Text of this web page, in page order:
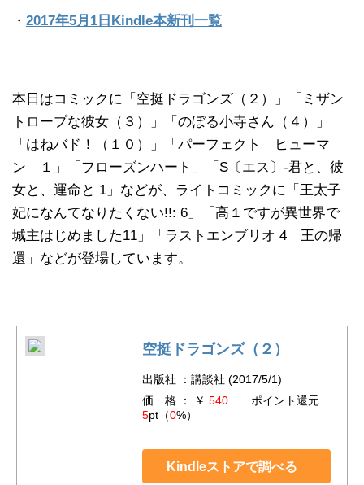
・ 2017年5月1日Kindle本新刊一覧
本日はコミックに「空挺ドラゴンズ（２）」「ミザン
トロープな彼女（３）」「のぼる小寺さん（４）」
「はねバド！（１０）」「パーフェクト ヒューマ
ン １」「フローズンハート」「S〔エス〕-君と、彼
女と、運命と 1」などが、ライトコミックに「王太子
妃になんてなりたくない!!: 6」「高１ですが異世界で
城主はじめました11」「ラストエンブリオ 4 王の帰
還」などが登場しています。
空挺ドラゴンズ（２）
出版社 ：講談社 (2017/5/1)
価 格 ： ￥ 540ポイント還元
5pt（0%）
Kindleストアで調べる